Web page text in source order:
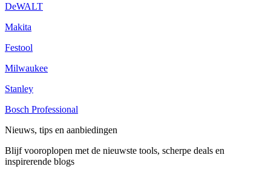
DeWALT
Makita
Festool
Milwaukee
Stanley
Bosch Professional
Nieuws, tips en aanbiedingen
Blijf vooroplopen met de nieuwste tools, scherpe deals en
inspirerende blogs